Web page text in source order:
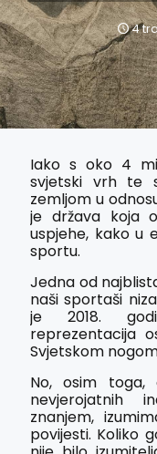
4
Iako s oko 4
svjetski vrh te
zemljom u
je država koja
uspjehe, kako u
sportu.
Jedna od
naši sportaši
je 2018.
reprezentacija
Svjetskom
No, osim
nevjerojatnih
znanjem,
povijesti. Koliko